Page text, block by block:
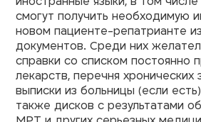
смогут получить необходимую
новом пациенте-репатрианте
документов. Среди них
справки со списком постоянно
лекарств, перечня хронических
выписки из больницы (если
также дисков с результатами